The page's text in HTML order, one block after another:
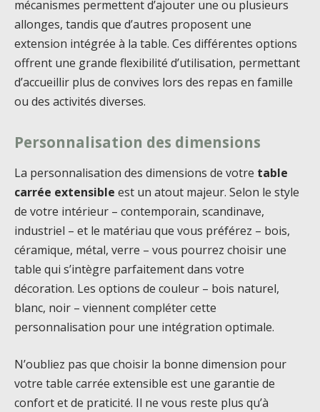
mécanismes permettent d’ajouter une ou plusieurs
allonges, tandis que d’autres proposent une
extension intégrée à la table. Ces différentes options
offrent une grande flexibilité d’utilisation, permettant
d’accueillir plus de convives lors des repas en famille
ou des activités diverses.
Personnalisation des dimensions
La personnalisation des dimensions de votre table
carrée extensible est un atout majeur. Selon le style
de votre intérieur – contemporain, scandinave,
industriel – et le matériau que vous préférez – bois,
céramique, métal, verre – vous pourrez choisir une
table qui s’intègre parfaitement dans votre
décoration. Les options de couleur – bois naturel,
blanc, noir – viennent compléter cette
personnalisation pour une intégration optimale.
N’oubliez pas que choisir la bonne dimension pour
votre table carrée extensible est une garantie de
confort et de praticité. Il ne vous reste plus qu’à